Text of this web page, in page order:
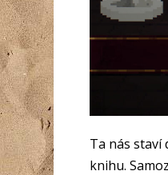
Ta nás
knihu.